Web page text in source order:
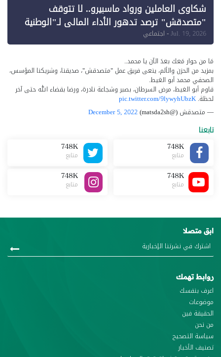
شكاوى العاملين ورواد ماسبيرو.. لا تتوقف
"متصدقش" ترصد تدهور الأداء المالي لـ"الوطنية
للإعلام"
Jul. 19, 2026- اجتماعي
مَا من حوار مَعك بعدَ الآن يا محمد..
بمزيد من الحزن والألم، ينعى فريق عمل "متصدقش"، صديقنا، وشريكنا المؤسس،
الصحفي محمد أبو الغيط.
قاوم أبو الغيط، مرض السرطان، بصبر وشجاعة نادرة، ورضا بقضاء الله حتى آخر
لحظة. pic.twitter.com/9lywyhUbzK
— متصدقش (@matsda2sh)
December 5, 2022
تابعنا
748K
متابع
748K
متابع
748K
متابع
748K
متابع
ابق متصلا
روابط تهمك
اعرف بنفسك
موضوعات
الحقيقة فين
من نحن
سياسة التصحيح
تصنيف الأخبار